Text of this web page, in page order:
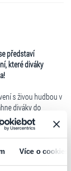
Více o cookies
představí
které diváky
s živou hudbou v
diváky do
diváky přenese do
oživuje mýtus o